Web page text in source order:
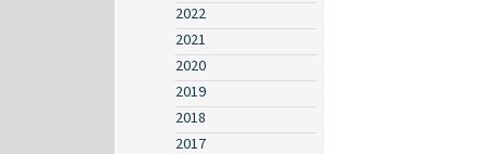
2022
2021
2020
2019
2018
2017